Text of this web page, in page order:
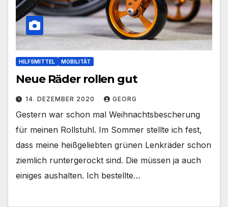
HILFSMITTEL MOBILITÄT
Neue Räder rollen gut
14. DEZEMBER 2020 GEORG
Gestern war schon mal Weihnachtsbescherung
für meinen Rollstuhl. Im Sommer stellte ich fest,
dass meine heißgeliebten grünen Lenkräder schon
ziemlich runtergerockt sind. Die müssen ja auch
einiges aushalten. Ich bestellte…